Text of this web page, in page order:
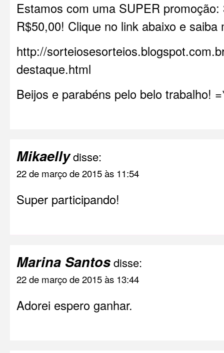
Estamos com uma SUPER
R$50,00! Clique no link abaixo e saiba
http://
destaque.html
Beijos e parabéns pelo belo trabalho!
Mikaellydisse:
22 de março de 2015 às 11:54
Super participando!
Marina Santosdisse:
22 de março de 2015 às 13:44
Adorei espero ganhar.